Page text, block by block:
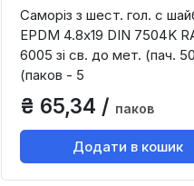
Саморіз з шест. гол. с
EPDM 4.8х19 DIN 7504K
6005 зі св. до мет. (пач.
(паков - 5
₴ 65,34 / паков
Додати в кошик